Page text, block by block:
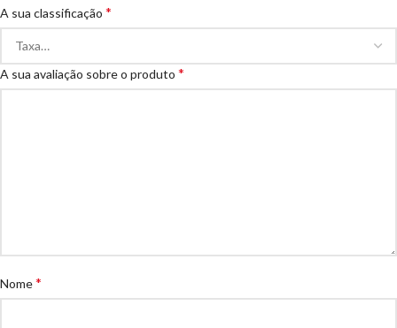
A sua classificação *
A sua avaliação sobre o produto *
Nome*